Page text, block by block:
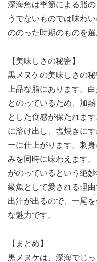
深海魚は季節による脂
うでないものでは味わ
ののった時期のものを選
【美味しさの秘密】
黒メヌケの美味しさの
上品な脂にあります。
とのっているため、加
とした食感が保たれま
に溶け出し、塩焼きに
ーに仕上がります。刺
みを同時に味わえます
がのっているという絶
級魚として愛される理
出汁が出るので、一尾
な魅力です。
【まとめ】
黒メヌケは、深海でじ